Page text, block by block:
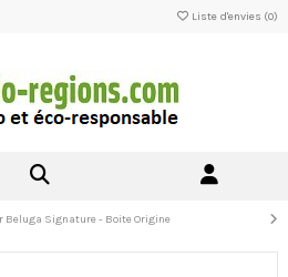
Liste d'envies (0)
Beluga Signature - Boite Origine